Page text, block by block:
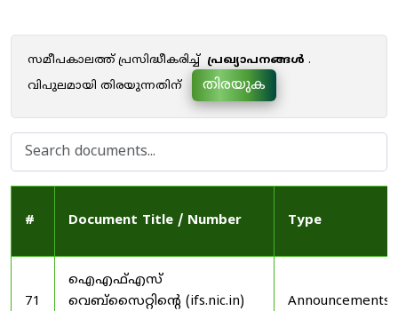
സമീപകാലത്ത് പ്രസിദ്ധീകരിച്ച് പ്രഖ്യാപനങ്ങൾ .
വിപുലമായി തിരയുന്നതിന്
തിരയുക
# Document Title / Number Type
71
ഐഎഫ്എസ്
വെബ്‌സൈറ്റിന്റെ (ifs.nic.in)
Announcements